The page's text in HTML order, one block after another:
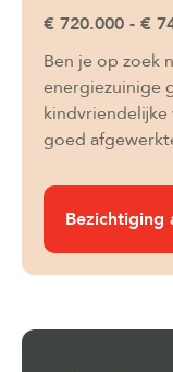
€ 720.000 - €
Ben je op zoek
energiezuinige
kindvriendelijke
goed
Bezichtiging